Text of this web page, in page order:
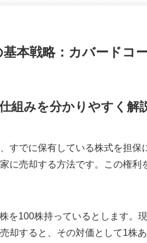
本戦略：カバードコ
組みを分かりやすく解
すでに保有している株式を担
に売却する方法です。この権
を100株持っているとします。
却すると、その対価として1株